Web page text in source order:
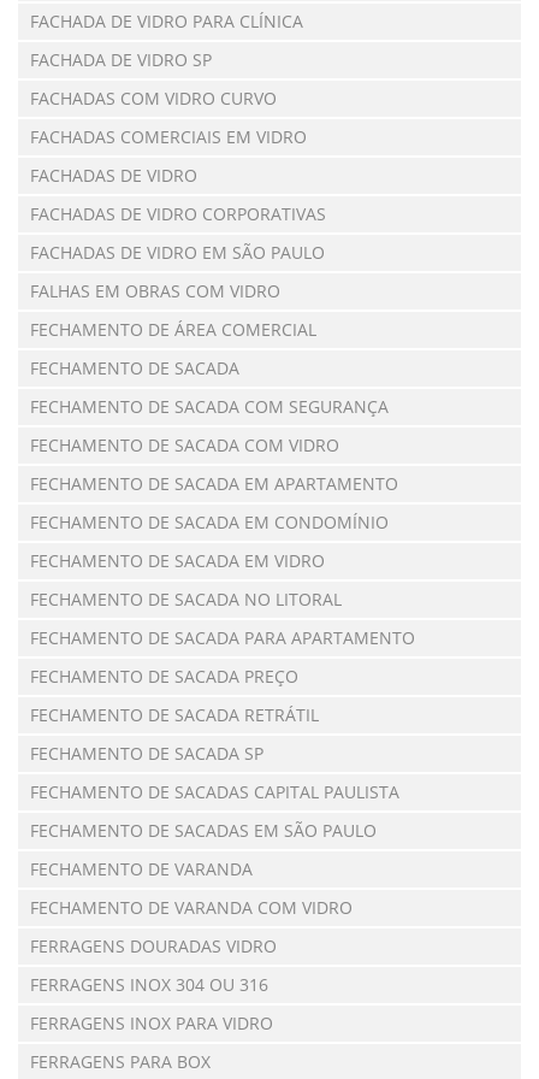
FACHADA DE VIDRO PARA CLÍNICA
FACHADA DE VIDRO SP
FACHADAS COM VIDRO CURVO
FACHADAS COMERCIAIS EM VIDRO
FACHADAS DE VIDRO
FACHADAS DE VIDRO CORPORATIVAS
FACHADAS DE VIDRO EM SÃO PAULO
FALHAS EM OBRAS COM VIDRO
FECHAMENTO DE ÁREA COMERCIAL
FECHAMENTO DE SACADA
FECHAMENTO DE SACADA COM SEGURANÇA
FECHAMENTO DE SACADA COM VIDRO
FECHAMENTO DE SACADA EM APARTAMENTO
FECHAMENTO DE SACADA EM CONDOMÍNIO
FECHAMENTO DE SACADA EM VIDRO
FECHAMENTO DE SACADA NO LITORAL
FECHAMENTO DE SACADA PARA APARTAMENTO
FECHAMENTO DE SACADA PREÇO
FECHAMENTO DE SACADA RETRÁTIL
FECHAMENTO DE SACADA SP
FECHAMENTO DE SACADAS CAPITAL PAULISTA
FECHAMENTO DE SACADAS EM SÃO PAULO
FECHAMENTO DE VARANDA
FECHAMENTO DE VARANDA COM VIDRO
FERRAGENS DOURADAS VIDRO
FERRAGENS INOX 304 OU 316
FERRAGENS INOX PARA VIDRO
FERRAGENS PARA BOX